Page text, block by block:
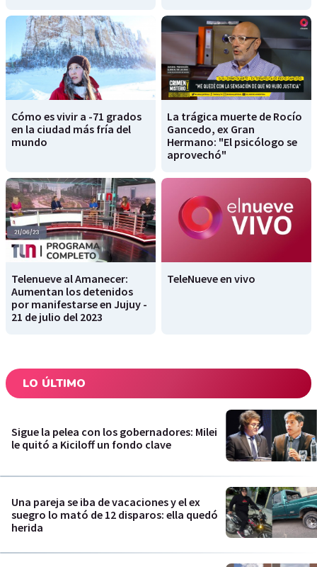
Cómo es vivir a -71 grados
en la ciudad más fría del
mundo
La trágica muerte de Rocío
Gancedo, ex Gran
Hermano: "El psicólogo se
aprovechó"
Telenueve al Amanecer:
Aumentan los detenidos
por manifestarse en Jujuy -
21 de julio del 2023
TeleNueve en vivo
LO ÚLTIMO
Sigue la pelea con los gobernadores: Milei
le quitó a Kiciloff un fondo clave
Una pareja se iba de vacaciones y el ex
suegro lo mató de 12 disparos: ella quedó
herida